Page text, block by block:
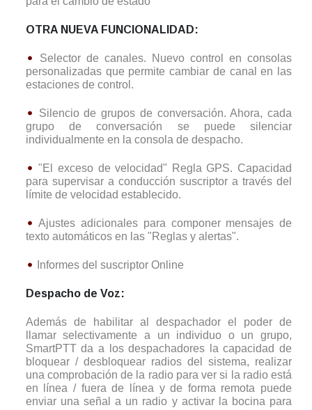
OTRA NUEVA FUNCIONALIDAD:
Selector de canales. Nuevo control en consolas
personalizadas que permite cambiar de canal en las
estaciones de control.
Silencio de grupos de conversación. Ahora, cada
grupo de conversación se puede silenciar
individualmente en la consola de despacho.
"El exceso de velocidad" Regla GPS. Capacidad
para supervisar a conducción suscriptor a través del
límite de velocidad establecido.
Ajustes adicionales para componer mensajes de
texto automáticos en las "Reglas y alertas".
Informes del suscriptor Online
Despacho de Voz:
Además de habilitar al despachador el poder de
llamar selectivamente a un individuo o un grupo,
SmartPTT da a los despachadores la capacidad de
bloquear / desbloquear radios del sistema, realizar
una comprobación de la radio para ver si la radio está
en línea / fuera de línea y de forma remota puede
enviar una señal a un radio y activar la bocina para